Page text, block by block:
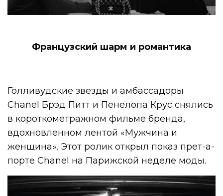
Французский шарм и романтика
Голливудские звезды и амбассадоры
Chanel Брэд Питт и Пенелопа Крус снялись
в короткометражном фильме бренда,
вдохновленном лентой «Мужчина и
женщина». Этот ролик открыл показ прет-а-
порте Chanel на Парижской неделе моды.